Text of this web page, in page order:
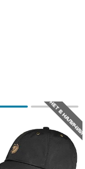
НЕТ В НАЛИЧИИ